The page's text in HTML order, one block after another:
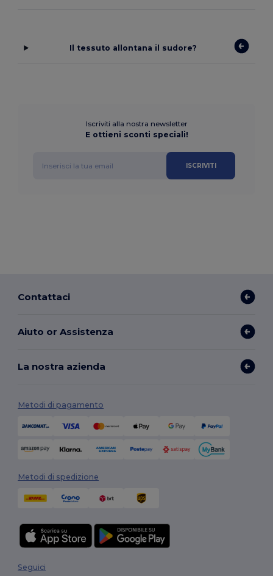
Il tessuto allontana il sudore?
Iscriviti alla nostra newsletter
E ottieni sconti speciali!
ISCRIVITI
Contattaci
Aiuto or Assistenza
La nostra azienda
Metodi di pagamento
Metodi di spedizione
Seguici